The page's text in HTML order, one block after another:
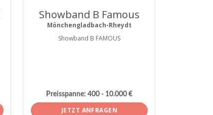
Showband B Famous
Mönchengladbach-Rheydt
Showband B FAMOUS
Preisspanne: 400 - 10.000 €
JETZT ANFRAGEN